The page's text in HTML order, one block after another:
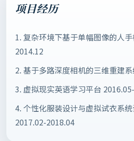
项目经历
1. 复杂环境下基于单幅图像的人
2014.12
2. 基于多路深度相机的三维重建
3. 虚拟现实英语学习平台
4. 个性化服装设计与虚拟试衣系
2017.02-2018.04